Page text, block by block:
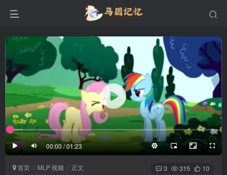
00:00 / 01:23
滚动 顶部
防止弹幕重叠
同步视频速度
100%
1/4 半屏 3/4 满屏
3/4
25px
极慢 适中 极快
适中
滚动顶部底部
发送
首页 MLP 视频 正文 3 315 10